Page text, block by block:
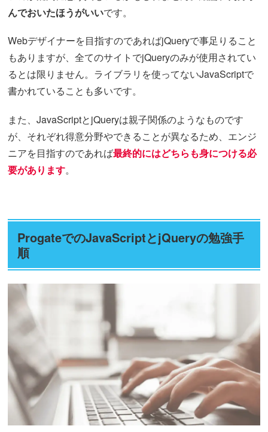
んでおいたほうがいいです。
Webデザイナーを目指すのであればjQueryで事足りること
もありますが、全てのサイトでjQueryのみが使用されてい
るとは限りません。ライブラリを使ってないJavaScriptで
書かれていることも多いです。
また、JavaScriptとjQueryは親子関係のようなものです
が、それぞれ得意分野やできることが異なるため、エンジ
ニアを目指すのであれば最終的にはどちらも身につける必
要があります。
ProgateでのJavaScriptとjQueryの勉強手
順